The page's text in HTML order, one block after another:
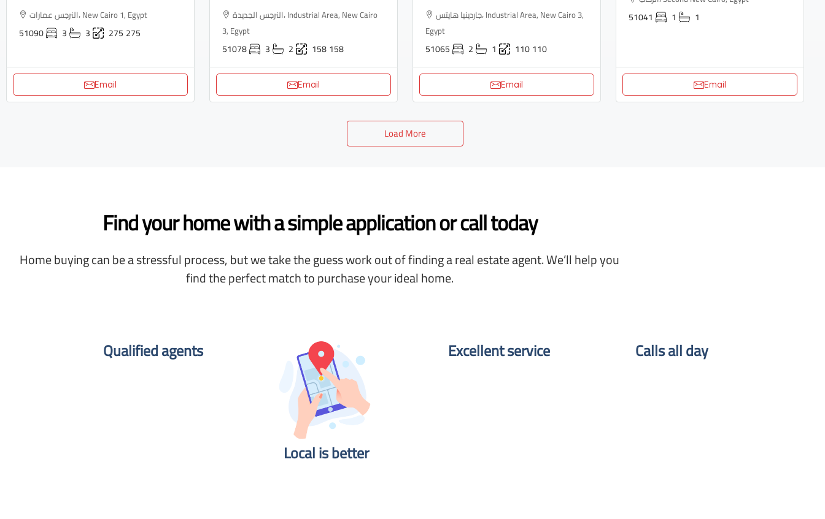
النرجس عمارات، New Cairo 1, Egypt
51090 3 3 275 275
Email
النرجس الجديدة، Industrial Area, New Cairo
3, Egypt
51078 3 2 158158
Email
جاردينيا هايتس، Industrial Area, New Cairo 3,
Egypt
51065 2 1 110110
Email
51041 1 1
Email
Load More
Find your home with a simple application or call today
Home buying can be a stressful process, but we take the guess work out of finding a real estate agent. We’ll help you
find the perfect match to purchase your ideal home.
Qualified agents​
Local is better​
Excellent service Calls all day